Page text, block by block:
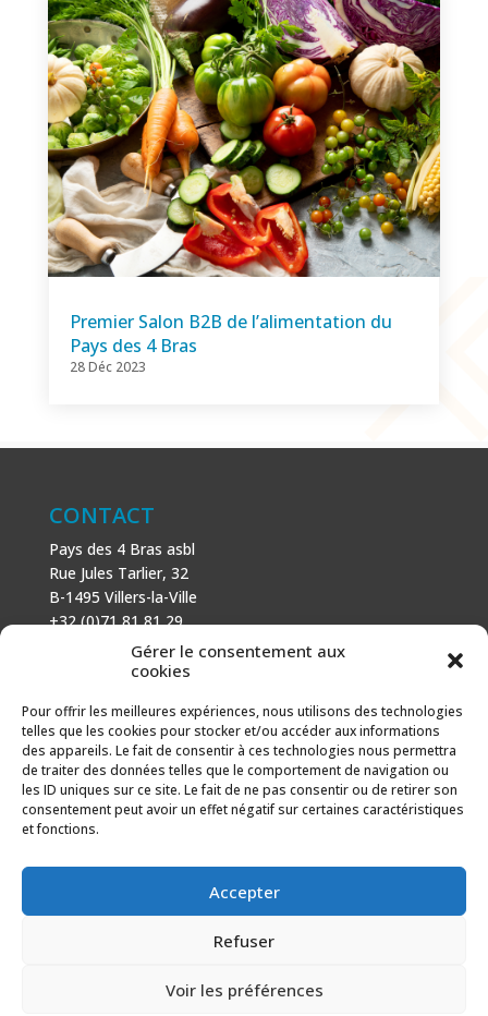
Gérer le consentement aux
cookies
Pour offrir les meilleures expériences, nous utilisons des technologies
telles que les cookies pour stocker et/ou accéder aux informations
des appareils. Le fait de consentir à ces technologies nous permettra
de traiter des données telles que le comportement de navigation ou
les ID uniques sur ce site. Le fait de ne pas consentir ou de retirer son
consentement peut avoir un effet négatif sur certaines caractéristiques
et fonctions.
Accepter
Refuser
Voir les préférences
Premier Salon B2B de l’alimentation du
Pays des 4 Bras
28 Déc 2023
CONTACT
Pays des 4 Bras asbl
Rue Jules Tarlier, 32
B-1495 Villers-la-Ville
+32 (0)71 81 81 29
N° d’entreprise : 666 464 432
Mentions légales
AVEC LE SOUTIEN DE
Fonds européen agricole pour le développement rural :
l’Europe investit dans les zones rurales.